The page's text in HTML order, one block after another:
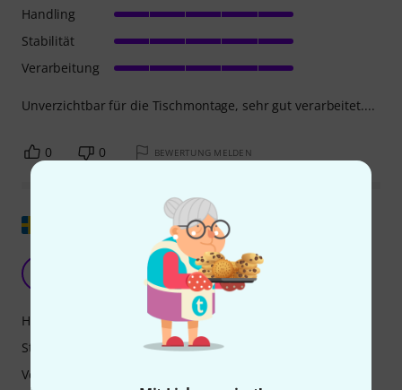
Unverzichtbar für die Tischmontage, sehr gut verarbeitet....
Handling
Stabilität
Verarbeitung
0 0 BEWERTUNG MELDEN
Eine gute Tischhalterung für Ihr Yellowtec M!ka
Alexander7939 09.03.2018
Handling
Stabilität
Verarbeitung